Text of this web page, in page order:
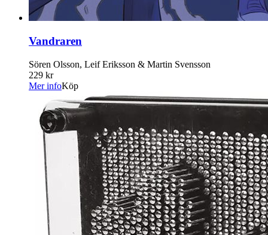
Vandraren
Sören Olsson, Leif Eriksson & Martin Svensson
229 kr
Mer infoKöp